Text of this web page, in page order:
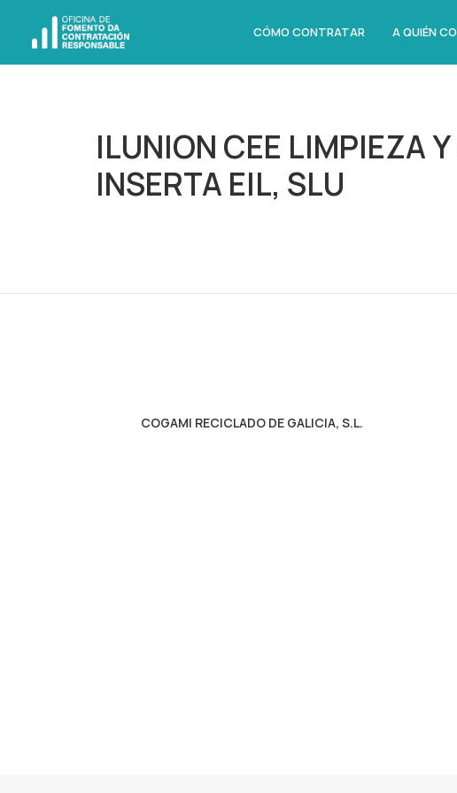
CÓMO CONTRATAR A QUIÉN
ILUNION CEE LIMPIEZA
INSERTA EIL, SLU
COGAMI RECICLADO DE GALICIA, S.L.